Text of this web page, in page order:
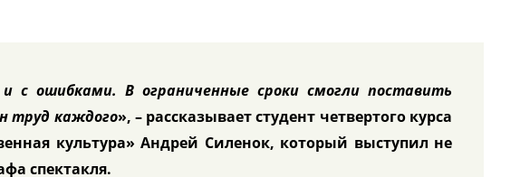
с ошибками. В ограниченные сроки смогли поставить
труд каждого», – рассказывает студент четвертого курса
культура» Андрей Силенок, который выступил не
спектакля.